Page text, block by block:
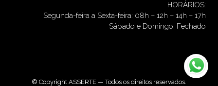
HORÁRIOS:
Segunda-feira a Sexta-feira: 08h – 12h – 14h – 17h
Sábado e Domingo: Fechado
© Copyright ASSERTE — Todos os direitos reservados.